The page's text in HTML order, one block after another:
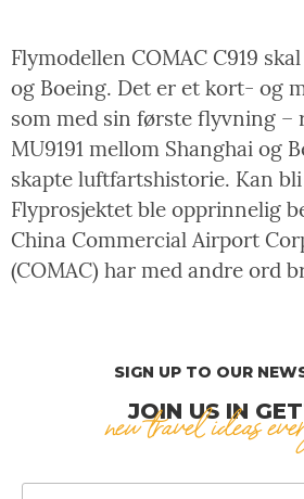
Flymodellen COMAC C919
og Boeing. Det er et kort- og
som med sin første flyvning –
MU9191 mellom Shanghai og
skapte luftfartshistorie. Kan
Flyprosjektet ble opprinnelig
China Commercial Airport
(COMAC) har med andre ord
SIGN UP TO OUR
JOIN US IN
new travel ideas